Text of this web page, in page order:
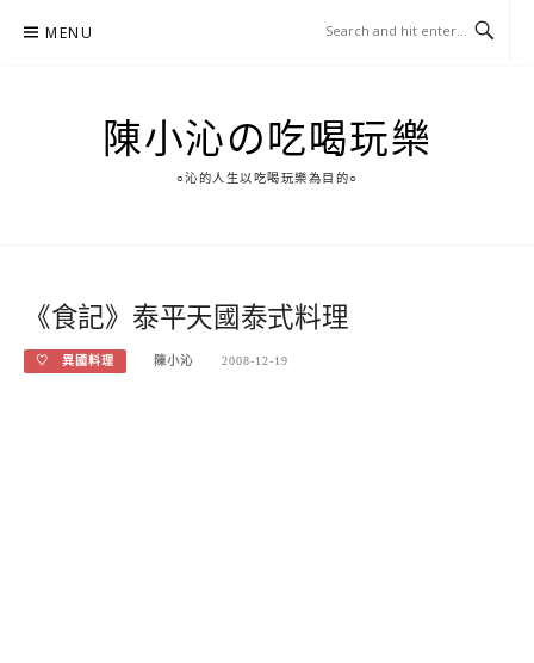
MENU
陳小沁の吃喝玩樂
○沁的人生以吃喝玩樂為目的○
《食記》泰平天國泰式料理
♡ 異國料理 陳小沁 2008-12-19